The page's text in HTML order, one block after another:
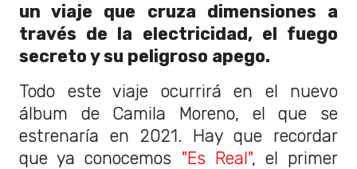
un viaje que cruza dimensiones a
través de la electricidad, el fuego
secreto y su peligroso apego.
Todo este viaje ocurrirá en el nuevo
álbum de Camila Moreno, el que se
estrenaría en 2021. Hay que recordar
que ya conocemos "Es Real", el primer